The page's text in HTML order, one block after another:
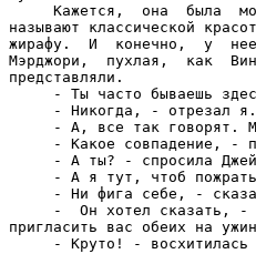
Кажется,  она  была
называют классической
жирафу.  И  конечно,  у  нее
Мэрджори,  пухлая,  как
представляли.
- Ты часто бываешь
     - Никогда, - отрезал я.
- А, все так говорят.
- Какое совпадение, -
- А ты? - спросила
- А я тут, чтоб
- Ни фига себе, -
-  Он хотел сказать,
пригласить вас обеих на
- Круто! - восхитилась